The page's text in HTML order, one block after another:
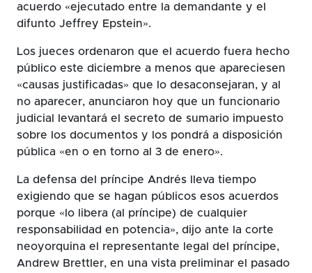
acuerdo «ejecutado entre la demandante y el
difunto Jeffrey Epstein».
Los jueces ordenaron que el acuerdo fuera hecho
público este diciembre a menos que apareciesen
«causas justificadas» que lo desaconsejaran, y al
no aparecer, anunciaron hoy que un funcionario
judicial levantará el secreto de sumario impuesto
sobre los documentos y los pondrá a disposición
pública «en o en torno al 3 de enero».
La defensa del príncipe Andrés lleva tiempo
exigiendo que se hagan públicos esos acuerdos
porque «lo libera (al príncipe) de cualquier
responsabilidad en potencia», dijo ante la corte
neoyorquina el representante legal del príncipe,
Andrew Brettler, en una vista preliminar el pasado